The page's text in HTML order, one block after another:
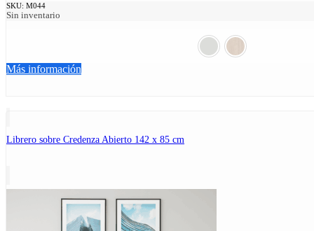
SKU: M044
Sin inventario
Más información
Librero sobre Credenza Abierto 142 x 85 cm